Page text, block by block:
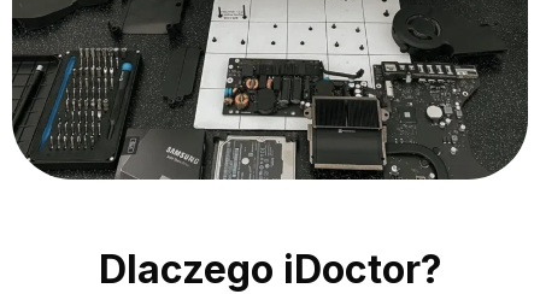
Dlaczego iDoctor?